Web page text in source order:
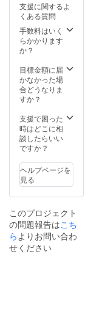
お届け
致しま
す。
支援に関するよ
くある質問
手数料はいく
らかかります
か？
目標金額に届
かなかった場
合どうなりま
すか？
支援で困った
時はどこに相
談したらいい
ですか？
ヘルプページを
見る
このプロジェクト
の問題報告はこち
らよりお問い合わ
せください